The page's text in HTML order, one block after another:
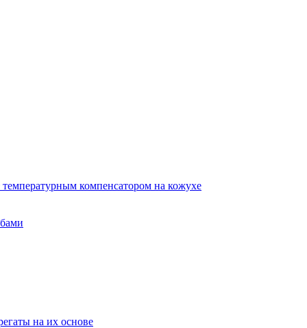
компенсатором на кожухе
на их основе